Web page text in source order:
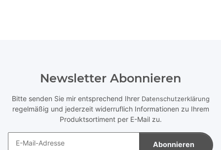
Newsletter Abonnieren
Bitte senden Sie mir entsprechend Ihrer Datenschutzerklärung
regelmäßig und jederzeit widerruflich Informationen zu Ihrem
Produktsortiment per E-Mail zu.
Abonnieren